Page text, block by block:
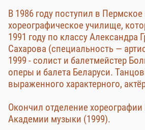
В 1986 году поступил в
хореографическое училище,
1991 году по классу Александра
Сахарова (специальность —
1999 - солист и балетмейстер
оперы и балета Беларуси.
выраженного характерного,
Окончил отделение хореографии
Академии музыки (1999).